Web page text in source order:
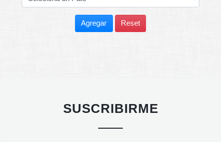
Agregar Reset
SUSCRIBIRME